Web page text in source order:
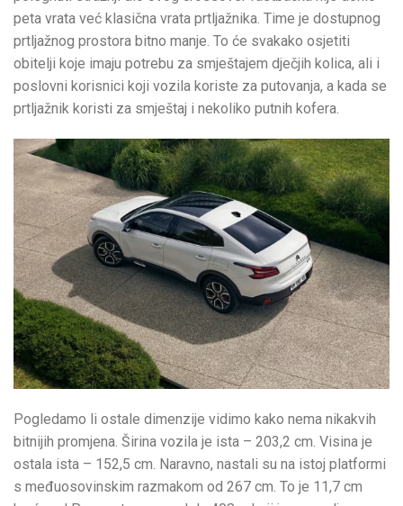
peta vrata već klasična vrata prtljažnika. Time je dostupnog
prtljažnog prostora bitno manje. To će svakako osjetiti
obitelji koje imaju potrebu za smještajem dječjih kolica, ali i
poslovni korisnici koji vozila koriste za putovanja, a kada se
prtljažnik koristi za smještaj i nekoliko putnih kofera.
Pogledamo li ostale dimenzije vidimo kako nema nikakvih
bitnijih promjena. Širina vozila je ista – 203,2 cm. Visina je
ostala ista – 152,5 cm. Naravno, nastali su na istoj platformi
s međuosovinskim razmakom od 267 cm. To je 11,7 cm